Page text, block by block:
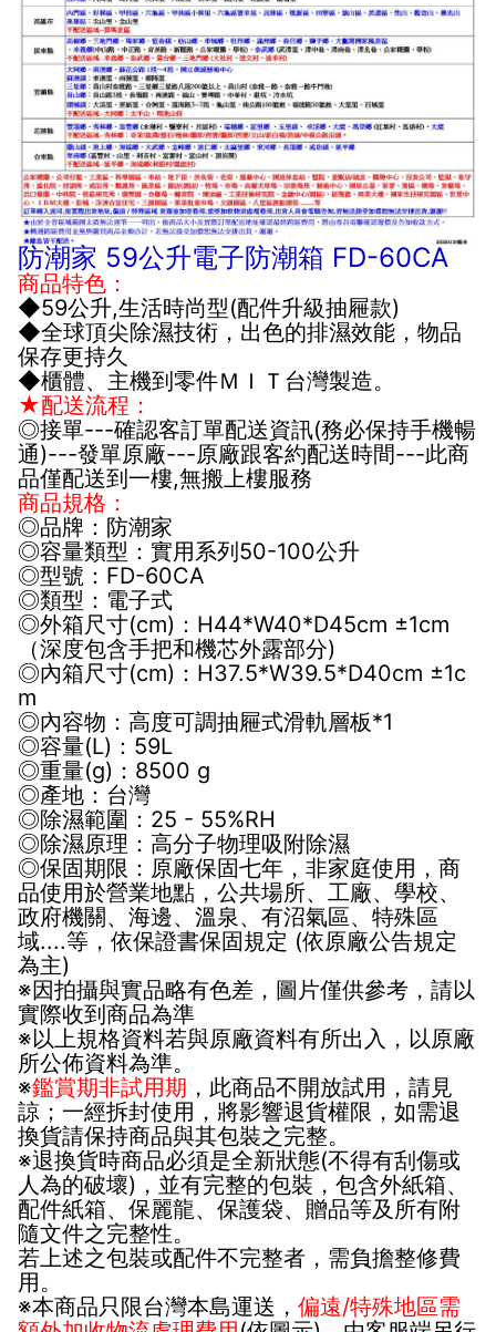
防潮家 59公升電子防潮箱 FD-60CA
商品特色：
◆59公升,生活時尚型(配件升級抽屜款)
◆全球頂尖除濕技術，出色的排濕效能，物品
保存更持久
◆櫃體、主機到零件ＭＩＴ台灣製造。
★配送流程：
◎接單---確認客訂單配送資訊(務必保持手機暢
通)---發單原廠---原廠跟客約配送時間---此商
品僅配送到一樓,無搬上樓服務
商品規格：
◎品牌：防潮家
◎容量類型：實用系列50-100公升
◎型號：FD-60CA
◎類型：電子式
◎外箱尺寸(cm)：H44*W40*D45cm ±1cm
（深度包含手把和機芯外露部分)
◎內箱尺寸(cm)：H37.5*W39.5*D40cm ±1c
m
◎內容物：高度可調抽屜式滑軌層板*1
◎容量(L)：59L
◎重量(g)：8500 g
◎產地：台灣
◎除濕範圍：25 - 55%RH
◎除濕原理：高分子物理吸附除濕
◎保固期限：原廠保固七年，非家庭使用，商
品使用於營業地點，公共場所、工廠、學校、
政府機關、海邊、溫泉、有沼氣區、特殊區
域....等，依保證書保固規定 (依原廠公告規定
為主)
※因拍攝與實品略有色差，圖片僅供參考，請以
實際收到商品為準
※以上規格資料若與原廠資料有所出入，以原廠
所公佈資料為準。
※鑑賞期非試用期 ，此商品不開放試用，請見
諒；一經拆封使用，將影響退貨權限，如需退
換貨請保持商品與其包裝之完整。
※退換貨時商品必須是全新狀態(不得有刮傷或
人為的破壞)，並有完整的包裝，包含外紙箱、
配件紙箱、保麗龍、保護袋、贈品等及所有附
隨文件之完整性。
若上述之包裝或配件不完整者，需負擔整修費
用。
※本商品只限台灣本島運送， 偏遠/特殊地區需